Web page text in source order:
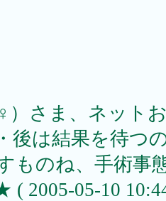
）さま、ネット
後は結果を待つ
ものね、手術事
( 2005-05-10